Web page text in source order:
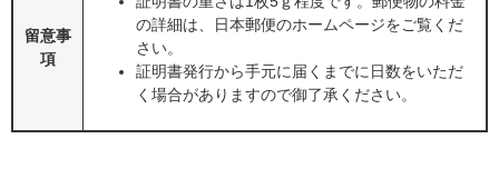
留意事
項
の詳細は、日本郵便のホームページをご覧くだ
さい。
証明書発行から手元に届くまでに日数をいただ
く場合がありますので御了承ください。